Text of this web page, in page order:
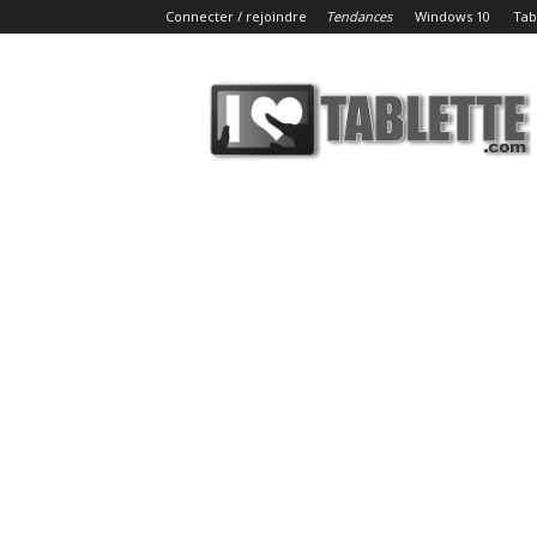
Connecter / rejoindre Tendances Windows 10